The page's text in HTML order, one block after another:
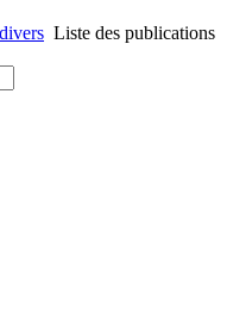
Liste des publications